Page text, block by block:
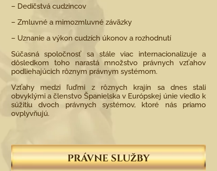
– Dedičstvá cudzincov
– Zmluvné a mimozmluvné záväzky
– Uznanie a výkon cudzích úkonov a rozhodnutí
Súčasná spoločnosť sa stále viac internacionalizuje a
dôsledkom toho narastá množstvo právnych vzťahov
podliehajúcich rôznym právnym systémom.
Vzťahy medzi ľuďmi z rôznych krajín sa dnes stali
obvyklými a členstvo Španielska v Európskej únie viedlo k
súžitiu dvoch právnych systémov, ktoré nás priamo
ovplyvňujú.
PRÁVNE SLUŽBY